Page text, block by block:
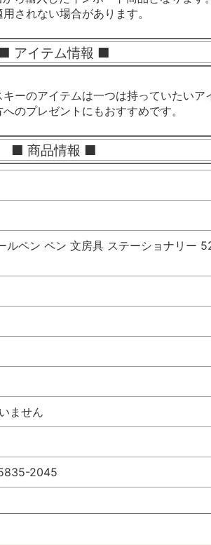
されない場合があります。
アイテム情報 ■
ーのアイテムは一つは持っていたいア
のプレゼントにもおすすめです。
■ 商品情報 ■
ルペン ペン 文房具 ステーショナリー
ません
2045